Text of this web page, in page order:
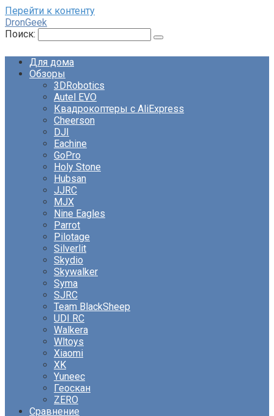
Перейти к контенту
DronGeek
Поиск:
Для дома
Обзоры
3DRobotics
Autel EVO
Квадрокоптеры с AliExpress
Cheerson
DJI
Eachine
GoPro
Holy Stone
Hubsan
JJRC
MJX
Nine Eagles
Parrot
Pilotage
Silverlit
Skydio
Skywalker
Syma
SJRC
Team BlackSheep
UDI RC
Walkera
Wltoys
Xiaomi
XK
Yuneec
Геоскан
ZERO
Сравнение